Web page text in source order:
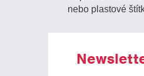
nebo plastové